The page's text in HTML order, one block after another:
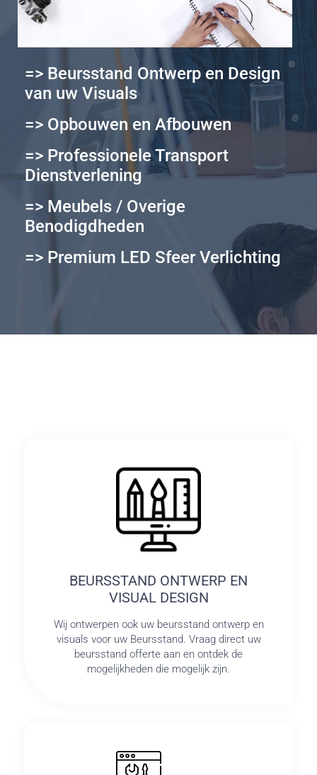
=> Beursstand Ontwerp en Design
van uw Visuals
=> Opbouwen en Afbouwen
=> Professionele Transport
Dienstverlening
=> Meubels / Overige
Benodigdheden
=> Premium LED Sfeer Verlichting
BEURSSTAND ONTWERP EN
VISUAL DESIGN
Wij ontwerpen ook uw beursstand ontwerp en
visuals voor uw Beursstand. Vraag direct uw
beursstand offerte aan en ontdek de
mogelijkheden die mogelijk zijn.